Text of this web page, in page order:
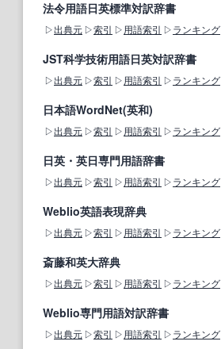
法令用語日英標準対訳辞書
出典元 索引 用語索引 ランキング
JST科学技術用語日英対訳辞書
出典元 索引 用語索引 ランキング
日本語WordNet(英和)
出典元 索引 用語索引 ランキング
日英・英日専門用語辞書
出典元 索引 用語索引 ランキング
Weblio英語表現辞典
出典元 索引 用語索引 ランキング
斎藤和英大辞典
出典元 索引 用語索引 ランキング
Weblio専門用語対訳辞書
出典元 索引 用語索引 ランキング